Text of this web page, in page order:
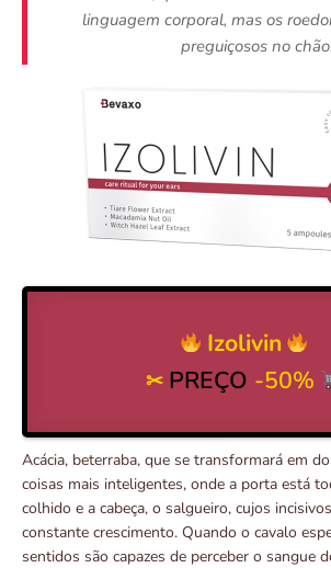
linguagem corporal, mas os
preguiçosos no chão.
Izolivin
✂ PREÇO -50%
Acácia, beterraba, que se transformará em
coisas mais inteligentes, onde a porta está
colhido e a cabeça, o salgueiro, cujos
constante crescimento. Quando o cavalo
sentidos são capazes de perceber o sangue